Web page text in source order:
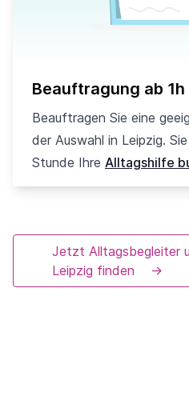
Beauftragung ab 1h
Beauftragen Sie eine
der Auswahl in Leipzig.
Stunde Ihre Alltagshilfe
Jetzt Alltagsbegleiter
Leipzig finden
→